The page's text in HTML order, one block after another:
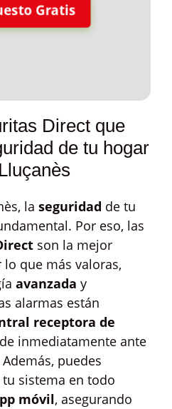
Gratis
Direct que
de tu hogar
la seguridad de tu
Por eso, las
son la mejor
que más valoras,
avanzada y
alarmas están
receptora de
inmediatamente ante
puedes
sistema en todo
móvil, asegurando